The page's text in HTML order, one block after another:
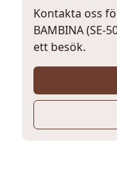
Kontakta oss
BAMBINA (SE-
ett besök.